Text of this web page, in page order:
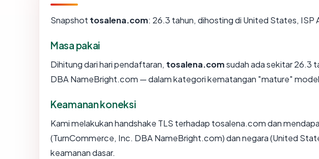
Snapshot tosalena.com: 26.3 tahun, dihosting di United States,
Masa pakai
Dihitung dari hari pendaftaran, tosalena.comsudah ada sekitar 26.3
DBA NameBright.com — dalam kategori kematangan "mature"
Keamanan koneksi
Kami melakukan handshake TLS terhadap tosalena.com dan
(TurnCommerce, Inc. DBA NameBright.com) dan negara (United
keamanan dasar.